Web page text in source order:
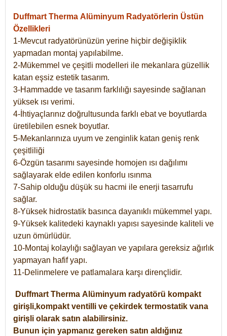
Duffmart Therma Alüminyum Radyatörlerin Üstün
Özellikleri
1-Mevcut radyatörünüzün yerine hiçbir değişiklik
yapmadan montaj yapılabilme.
2-Mükemmel ve çeşitli modelleri ile mekanlara güzellik
katan eşsiz estetik tasarım.
3-Hammadde ve tasarım farklılığı sayesinde sağlanan
yüksek ısı verimi.
4-İhtiyaçlarınız doğrultusunda farklı ebat ve boyutlarda
üretilebilen esnek boyutlar.
5-Mekanlarınıza uyum ve zenginlik katan geniş renk
çeşitliliği
6-Özgün tasarımı sayesinde homojen ısı dağılımı
sağlayarak elde edilen konforlu ısınma
7-Sahip olduğu düşük su hacmi ile enerji tasarrufu
sağlar.
8-Yüksek hidrostatik basınca dayanıklı mükemmel yapı.
9-Yüksek kalitedeki kaynaklı yapısı sayesinde kaliteli ve
uzun ömürlüdür.
10-Montaj kolaylığı sağlayan ve yapılara gereksiz ağırlık
yapmayan hafif yapı.
11-Delinmelere ve patlamalara karşı dirençlidir.
Duffmart Therma Alüminyum radyatörü kompakt
girişli,kompakt ventilli ve çekirdek termostatik vana
girişli olarak satın alabilirsiniz.
Bunun için yapmanız gereken satın aldığınız